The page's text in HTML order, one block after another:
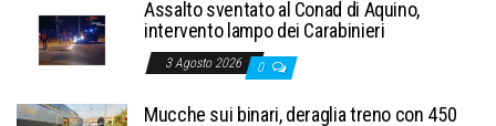
Assalto sventato al Conad di Aquino,
intervento lampo dei Carabinieri
3 Agosto 2026 0
Mucche sui binari, deraglia treno con 450